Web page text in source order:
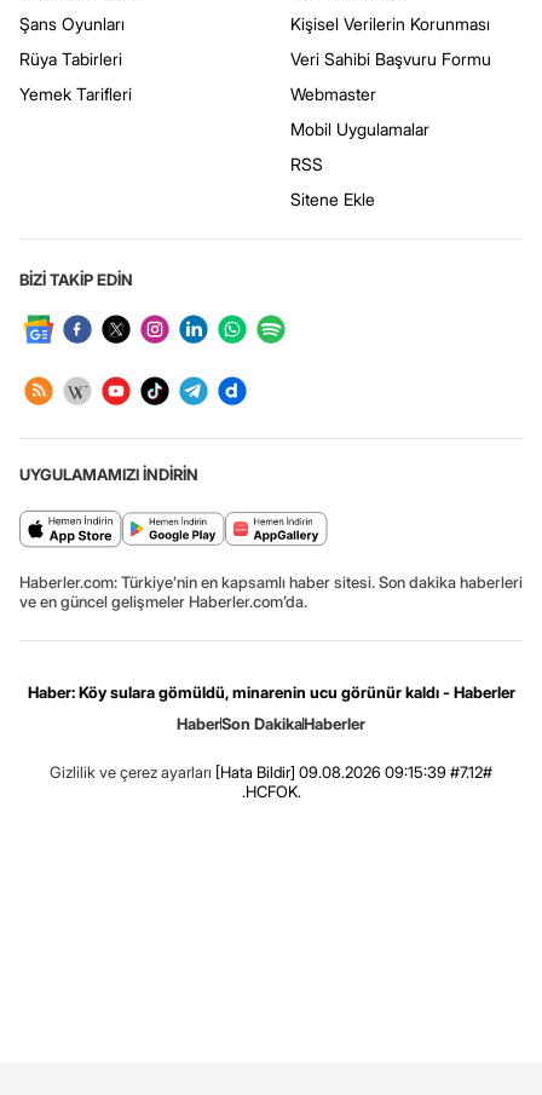
Şans Oyunları
Rüya Tabirleri
Yemek Tarifleri
Kişisel Verilerin Korunması
Veri Sahibi Başvuru Formu
Webmaster
Mobil Uygulamalar
RSS
Sitene Ekle
BİZİ TAKİP EDİN
UYGULAMAMIZI İNDİRİN
Haberler.com: Türkiye’nin en kapsamlı haber sitesi. Son dakika haberleri
ve en güncel gelişmeler Haberler.com’da.
Haber: Köy sulara gömüldü, minarenin ucu görünür kaldı - Haberler
HaberSon DakikaHaberler
Gizlilik ve çerez ayarları [Hata Bildir] 09.08.2026 09:15:39 #7.12#
.HCFOK.